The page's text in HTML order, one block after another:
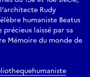
Rudy
humaniste Beatus
précieux laissé par sa
Mémoire du monde de